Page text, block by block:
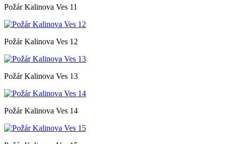
Požár Kalinova Ves 11
Požár Kalinova Ves 12
Požár Kalinova Ves 13
Požár Kalinova Ves 14